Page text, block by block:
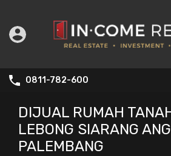
0811-782-600
DIJUAL RUMAH
LEBONG SIARANG
PALEMBANG